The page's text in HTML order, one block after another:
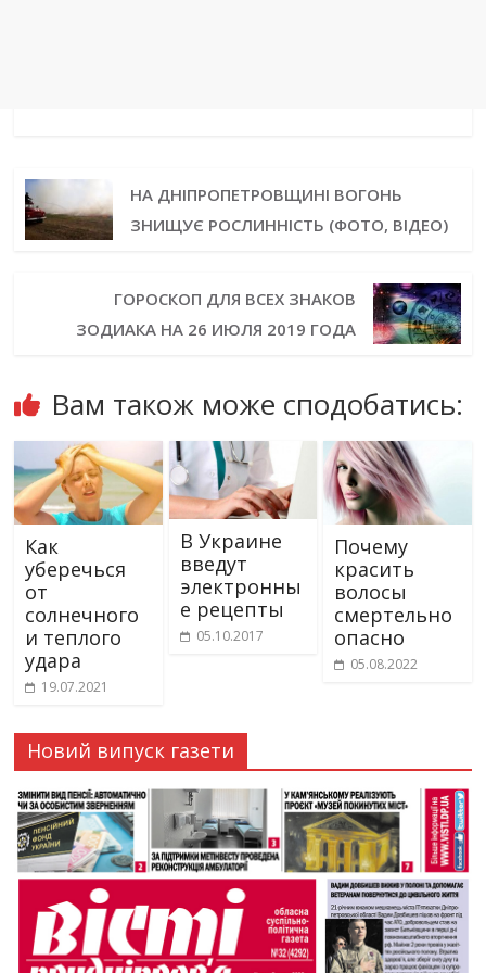
НА ДНІПРОПЕТРОВЩИНІ ВОГОНЬ
ЗНИЩУЄ РОСЛИННІСТЬ (ФОТО, ВІДЕО)
ГОРОСКОП ДЛЯ ВСЕХ ЗНАКОВ
ЗОДИАКА НА 26 ИЮЛЯ 2019 ГОДА
Вам також може сподобатись:
Как
уберечься
от
солнечного
и теплого
удара
19.07.2021
В Украине
введут
электронны
е рецепты
05.10.2017
Почему
красить
волосы
смертельно
опасно
05.08.2022
Новий випуск газети